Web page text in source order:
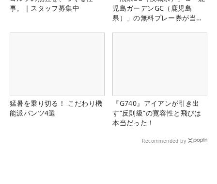
事。｜スタッフ募集中
児島ガーデンGC（鹿児島
県）」の無料プレー券が当た
猛暑を乗り切る！ こだわり機
能派パンツ4選
『G740』アイアンが引き出
す“反則級”の寛容性と飛びは
本当だった！
Recommended by